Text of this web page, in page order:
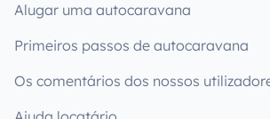
Alugar uma autocaravana
Primeiros passos de autocaravana
Os comentários dos nossos